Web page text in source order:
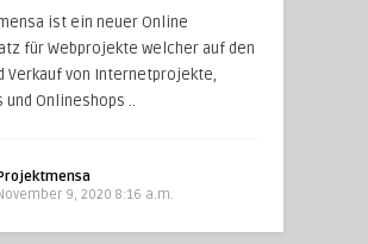
ist ein neuer Online
für Webprojekte welcher auf den
Verkauf von Internetprojekte,
und Onlineshops ..
9, 2020 8:16 a.m.